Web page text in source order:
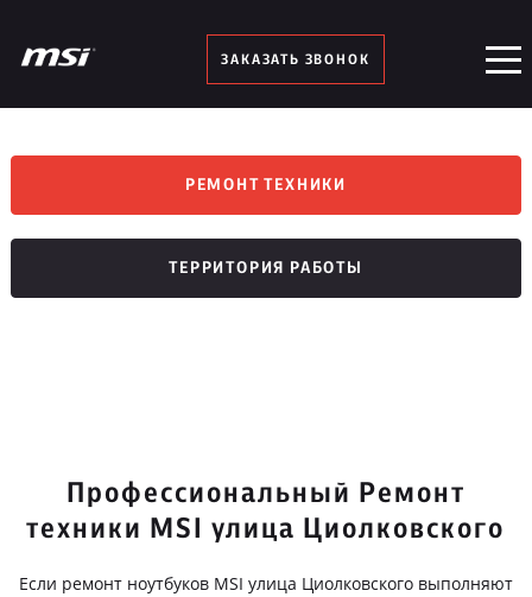
ЗАКАЗАТЬ ЗВОНОК
РЕМОНТ ТЕХНИКИ
ТЕРРИТОРИЯ РАБОТЫ
Профессиональный Ремонт
техники MSI улица Циолковского
Если ремонт ноутбуков MSI улица Циолковского выполняют